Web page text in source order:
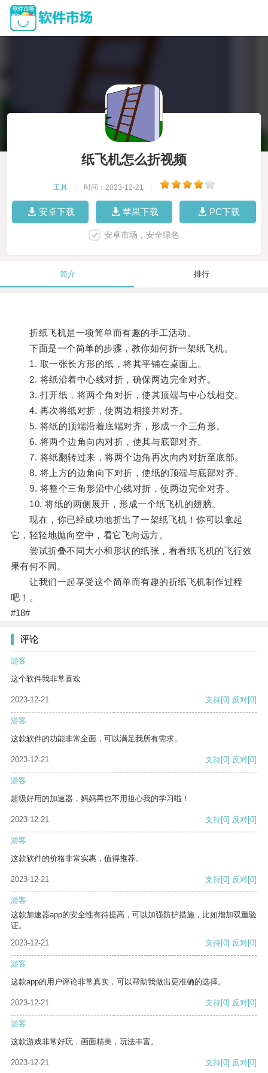
纸飞机怎么折视频
工具 时间：2023-12-21
安卓下载 苹果下载 PC下载
安卓市场，安全绿色
简介 排行
折纸飞机是一项简单而有趣的手工活动。
下面是一个简单的步骤，教你如何折一架纸飞机。
1. 取一张长方形的纸，将其平铺在桌面上。
2. 将纸沿着中心线对折，确保两边完全对齐。
3. 打开纸，将两个角对折，使其顶端与中心线相交。
4. 再次将纸对折，使两边相接并对齐。
5. 将纸的顶端沿着底端对齐，形成一个三角形。
6. 将两个边角向内对折，使其与底部对齐。
7. 将纸翻转过来，将两个边角再次向内对折至底部。
8. 将上方的边角向下对折，使纸的顶端与底部对齐。
9. 将整个三角形沿中心线对折，使两边完全对齐。
10. 将纸的两侧展开，形成一个纸飞机的翅膀。
现在，你已经成功地折出了一架纸飞机！你可以拿起
它，轻轻地抛向空中，看它飞向远方。
尝试折叠不同大小和形状的纸张，看看纸飞机的飞行效
果有何不同。
让我们一起享受这个简单而有趣的折纸飞机制作过程
吧！。
#18#
评论
游客
这个软件我非常喜欢
2023-12-21 支持[0] 反对[0]
游客
这款软件的功能非常全面，可以满足我所有需求。
2023-12-21 支持[0] 反对[0]
游客
超级好用的加速器，妈妈再也不用担心我的学习啦！
2023-12-21 支持[0] 反对[0]
游客
这款软件的价格非常实惠，值得推荐。
2023-12-21 支持[0] 反对[0]
游客
这款加速器app的安全性有待提高，可以加强防护措施，比如增加双重验
证。
2023-12-21
支持[0] 反对[0]
游客
这款app的用户评论非常真实，可以帮助我做出更准确的选择。
2023-12-21 支持[0] 反对[0]
游客
这款游戏非常好玩，画面精美，玩法丰富。
2023-12-21 支持[0] 反对[0]